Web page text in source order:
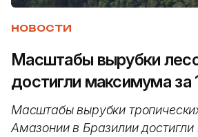
НОВОСТИ
Масштабы вырубки
достигли максимума за
Масштабы вырубки
Амазонии в Бразилии